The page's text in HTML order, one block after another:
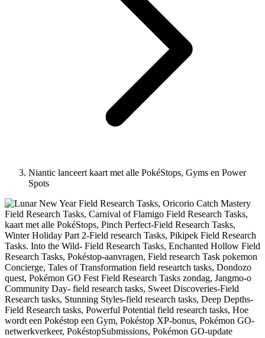
Niantic lanceert kaart met alle PokéStops, Gyms en Power
Spots